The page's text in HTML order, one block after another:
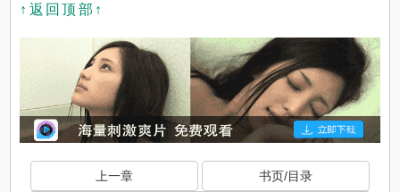
↑返回顶部↑
上一章 书页/目录